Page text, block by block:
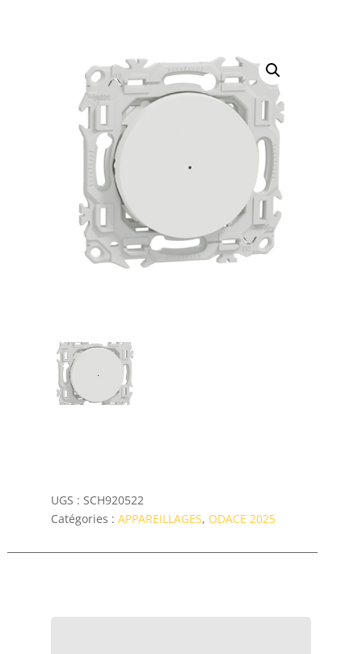
UGS : SCH920522
Catégories : APPAREILLAGES, ODACE 2025